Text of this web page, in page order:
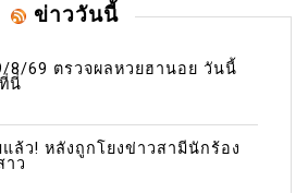
ข่าววันนี้
8/69 ตรวจผลหวยฮานอย วันนี้
นี่
ล้ว! หลังถูกโยงข่าวสามีนักร้อง
าว